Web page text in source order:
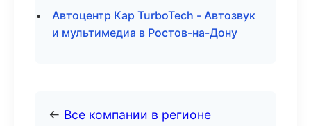
Автоцентр Кар TurboTech - Автозвук
и мультимедиа в Ростов-на-Дону
← Все компании в регионе